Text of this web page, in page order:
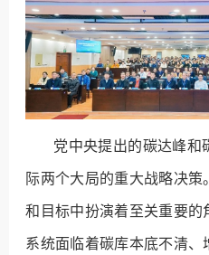
党中央提出的碳达峰和
际两个大局的重大战略决
和目标中扮演着至关重要
系统面临着碳库本底不清